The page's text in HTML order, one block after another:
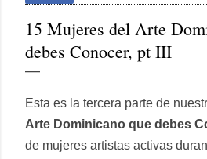
15 Mujeres del Arte
debes Conocer, pt III
Esta es la tercera parte de
Arte Dominicano que debes
de mujeres artistas activas